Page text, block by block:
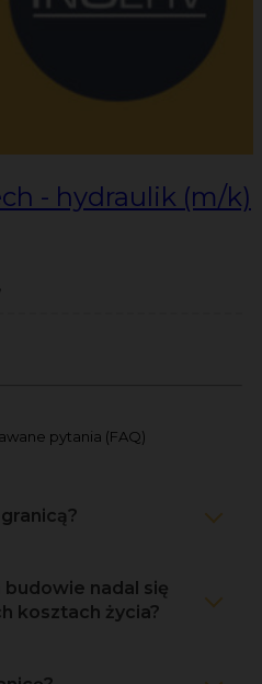
- hydraulik (m/k)
pytania (FAQ)
budowie nadal się
kosztach życia?